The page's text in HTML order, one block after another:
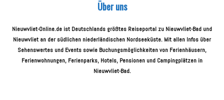
Über uns
Nieuwvliet-Online.de ist Deutschlands größtes Reiseportal zu Nieuwvliet-Bad und
Nieuwvliet an der südlichen niederländischen Nordseeküste. Mit allen Infos über
Sehenswertes und Events sowie Buchungsmöglichkeiten von Ferienhäusern,
Ferienwohnungen, Ferienparks, Hotels, Pensionen und Campingplätzen in
Nieuwvliet-Bad.